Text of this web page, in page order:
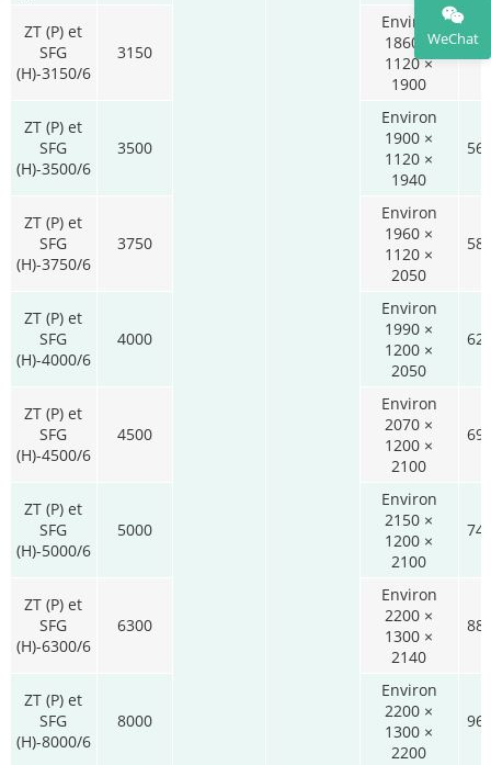
ZT (P) et
SFG
(H)-3150/6
3150
Environ
1860 ×
1120 ×
1900
ZT (P) et
SFG
(H)-3500/6
3500
Environ
1900 ×
1120 ×
1940
ZT (P) et
SFG
(H)-3750/6
3750
Environ
1960 ×
1120 ×
2050
ZT (P) et
SFG
(H)-4000/6
4000
Environ
1990 ×
1200 ×
2050
ZT (P) et
SFG
(H)-4500/6
4500
Environ
2070 ×
1200 ×
2100
ZT (P) et
SFG
(H)-5000/6
5000
Environ
2150 ×
1200 ×
2100
ZT (P) et
SFG
(H)-6300/6
6300
Environ
2200 ×
1300 ×
2140
ZT (P) et
SFG
(H)-8000/6
8000
Environ
2200 ×
1300 ×
2200
WeChat